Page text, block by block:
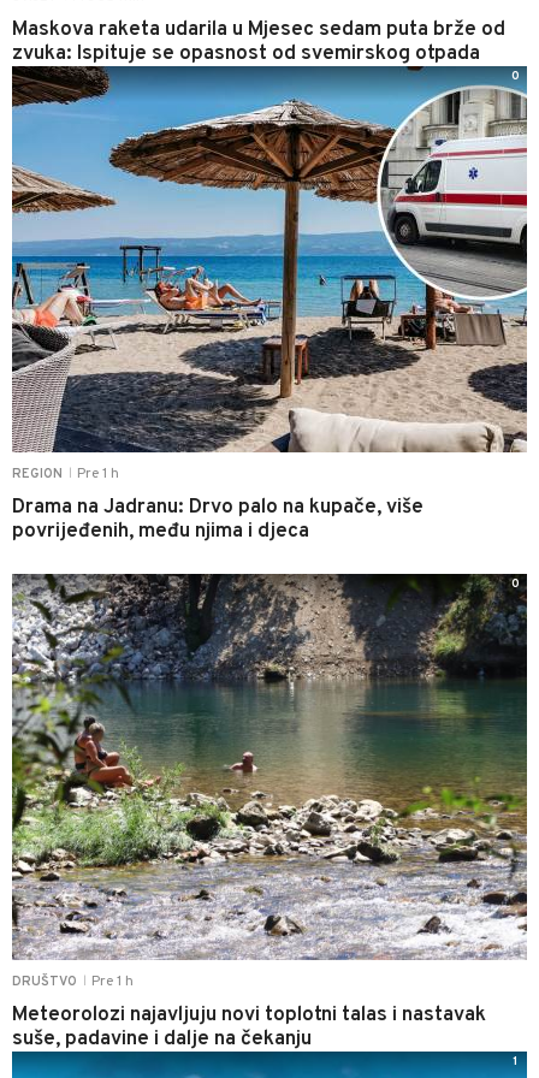
Maskova raketa udarila u Mjesec sedam puta brže od
zvuka: Ispituje se opasnost od svemirskog otpada
REGION Pre 1 h
Drama na Jadranu: Drvo palo na kupače, više
povrijeđenih, među njima i djeca
0
DRUŠTVO Pre 1 h
Meteorolozi najavljuju novi toplotni talas i nastavak
suše, padavine i dalje na čekanju
0
1